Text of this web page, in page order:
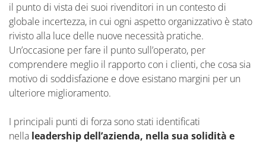
il punto di vista dei suoi rivenditori in un contesto di
globale incertezza, in cui ogni aspetto organizzativo è stato
rivisto alla luce delle nuove necessità pratiche.
Un’occasione per fare il punto sull’operato, per
comprendere meglio il rapporto con i clienti, che cosa sia
motivo di soddisfazione e dove esistano margini per un
ulteriore miglioramento.
I principali punti di forza sono stati identificati
nella leadership dell’azienda, nella sua solidità e